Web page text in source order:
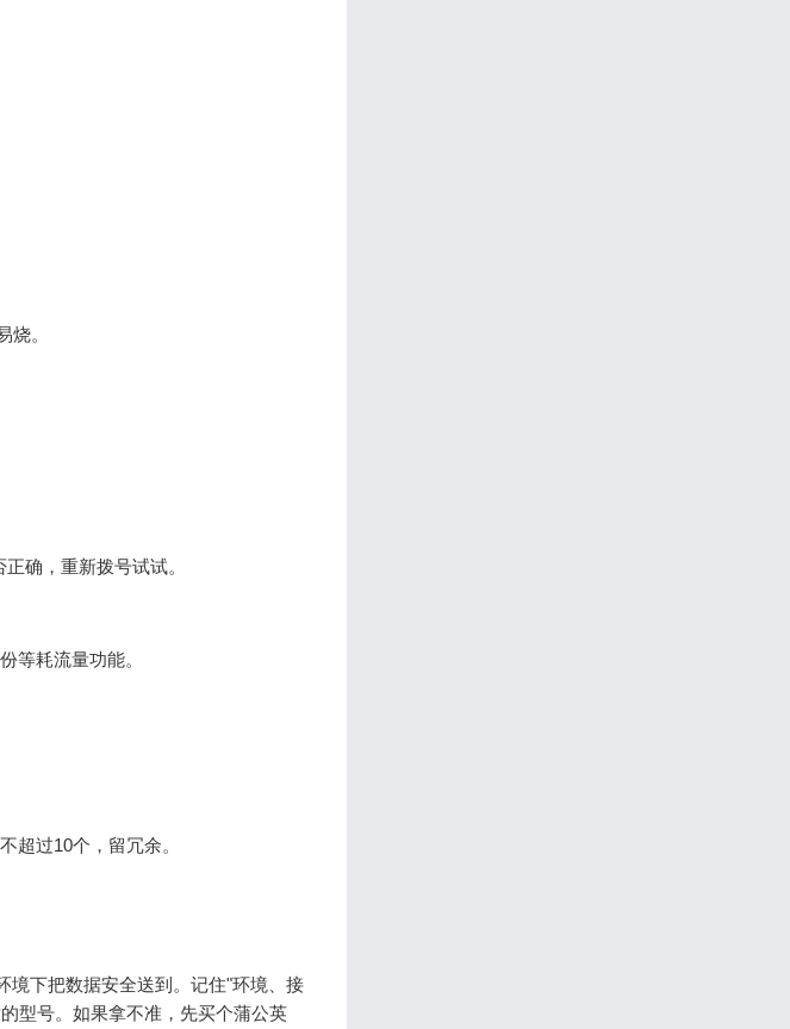
。
确，重新拨号试试。
等耗流量功能。
超过10个，留冗余。
境下把数据安全送到。记住"环境、接
型号。如果拿不准，先买个蒲公英